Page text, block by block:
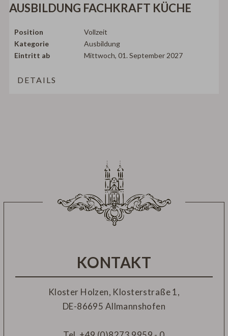
AUSBILDUNG FACHKRAFT KÜCHE
Position
Vollzeit
Kategorie
Ausbildung
Eintritt ab
Mittwoch, 01. September 2027
DETAILS
KONTAKT
Kloster Holzen, Klosterstraße 1,
DE-86695 Allmannshofen